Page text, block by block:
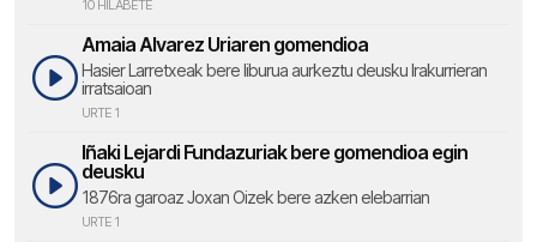
10 HILABETE
Amaia Alvarez Uriaren gomendioa
Hasier Larretxeak bere liburua aurkeztu deusku Irakurrieran
irratsaioan
URTE 1
Iñaki Lejardi Fundazuriak bere gomendioa egin
deusku
1876ra garoaz Joxan Oizek bere azken elebarrian
URTE 1